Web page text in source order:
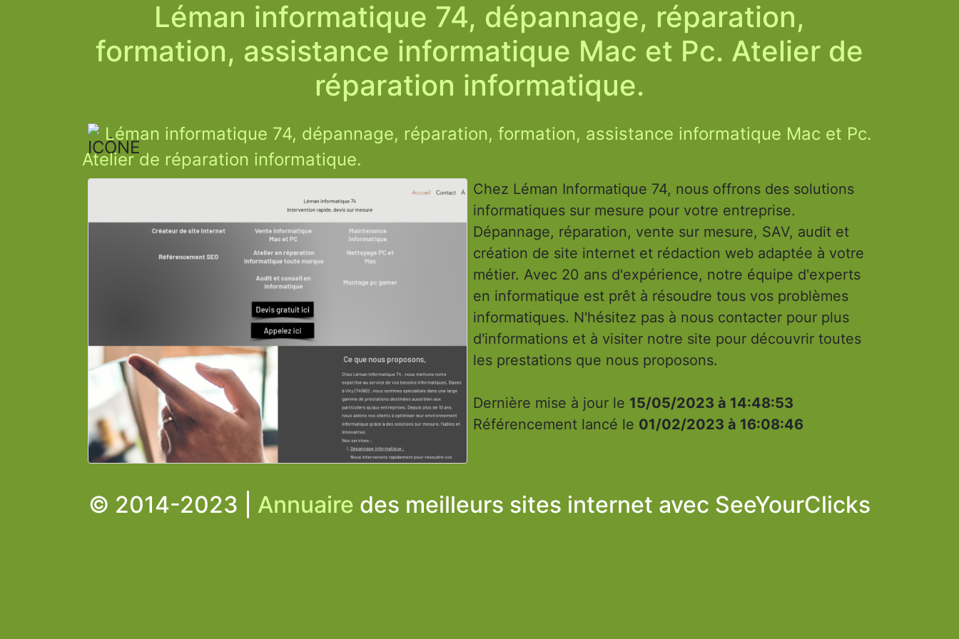
Léman informatique 74, dépannage, réparation,
formation, assistance informatique Mac et Pc. Atelier de
réparation informatique.
Léman informatique 74, dépannage, réparation, formation, assistance informatique Mac et Pc.
Atelier de réparation informatique.
Chez Léman Informatique 74, nous offrons des solutions
informatiques sur mesure pour votre entreprise.
Dépannage, réparation, vente sur mesure, SAV, audit et
création de site internet et rédaction web adaptée à votre
métier. Avec 20 ans d'expérience, notre équipe d'experts
en informatique est prêt à résoudre tous vos problèmes
informatiques. N'hésitez pas à nous contacter pour plus
d'informations et à visiter notre site pour découvrir toutes
les prestations que nous proposons.
Dernière mise à jour le 15/05/2023 à 14:48:53
Référencement lancé le 01/02/2023 à 16:08:46
© 2014-2023 | Annuaire des meilleurs sites internet avec SeeYourClicks